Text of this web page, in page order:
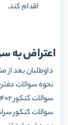
اقدام کند.
اعتراض به
داوطلبان بعد از
نحوه سوالات
سوالات کنکور